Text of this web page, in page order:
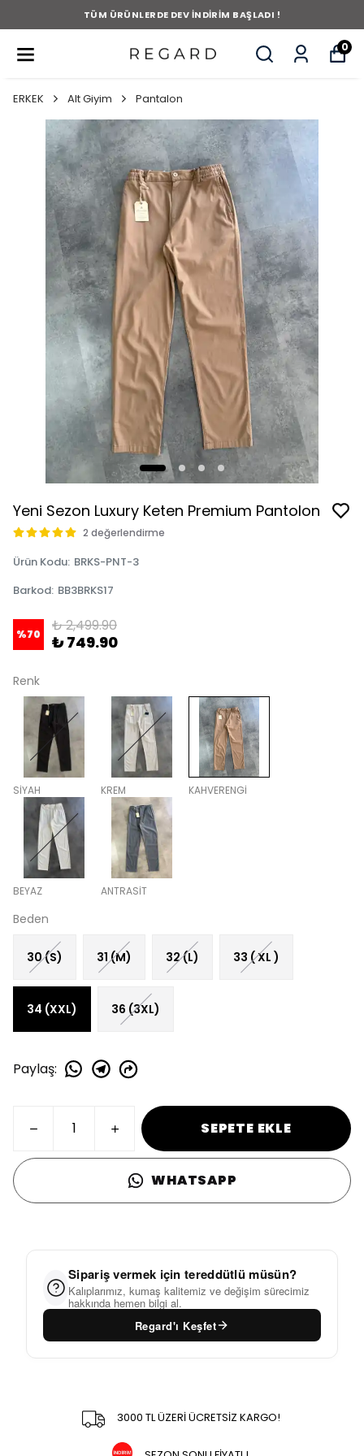
TÜM ÜRÜNLERDE DEV İNDİRİM BAŞLADI !
0
ERKEK Alt Giyim Pantalon
Yeni Sezon Luxury Keten Premium Pantolon
2 değerlendirme
Ürün Kodu: BRKS-PNT-3
Barkod: BB3BRKS17
%70 ₺ 2,499.90
₺ 749.90
Renk
SİYAH KREM KAHVERENGİ
BEYAZ ANTRASİT
Beden
30 (S) 31 (M) 32 (L) 33 ( XL )
34 (XXL) 36 (3XL)
Paylaş:
SEPETE EKLE
WHATSAPP
Sipariş vermek için tereddütlü müsün?
Kalıplarımız, kumaş kalitemiz ve değişim sürecimiz
hakkında hemen bilgi al.
Regard'ı Keşfet
3000 TL ÜZERİ ÜCRETSİZ KARGO!